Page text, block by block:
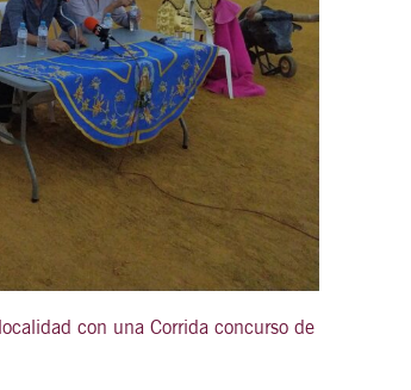
con una Corrida concurso de
21
VIERNES